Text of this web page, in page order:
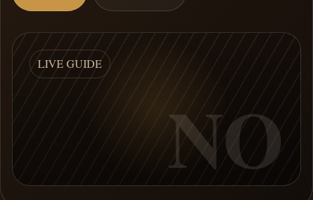
LIVE GUIDE
NO